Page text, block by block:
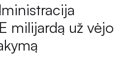
milijardą už vėjo